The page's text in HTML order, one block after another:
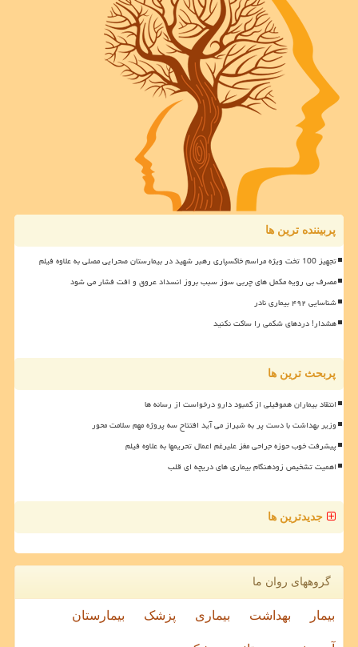
پربیننده ترین ها
تجهیز 100 تخت ویژه مراسم خاکسپاری رهبر شهید در بیمارستان صحرایی مصلی به علاوه فیلم
مصرف بی رویه مکمل های چربی سوز سبب بروز انسداد عروق و افت فشار می شود
شناسایی ۴۹۲ بیماری نادر
هشدار! دردهای شکمی را ساکت نکنید
پربحث ترین ها
انتقاد بیماران هموفیلی از کمبود دارو درخواست از رسانه ها
وزیر بهداشت با دست پر به شیراز می آید افتتاح سه پروژه مهم سلامت محور
پیشرفت خوب حوزه جراحی مغز علیرغم اعمال تحریمها به علاوه فیلم
اهمیت تشخیص زودهنگام بیماری های دریچه ای قلب
جدیدترین ها
گروههای روان ما
بیمار بهداشت بیماری پزشک بیمارستان